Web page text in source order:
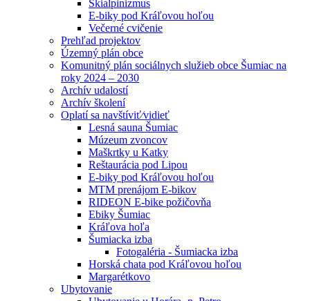
Skialpinizmus
E-biky pod Kráľovou hoľou
Večerné cvičenie
Prehľad projektov
Územný plán obce
Komunitný plán sociálnych služieb obce Šumiac na
roky 2024 – 2030
Archív udalostí
Archív školení
Oplatí sa navštíviť⁄vidieť
Lesná sauna Šumiac
Múzeum zvoncov
Maškrtky u Katky
Reštaurácia pod Lipou
E-biky pod Kráľovou hoľou
MTM prenájom E-bikov
RIDEON E-bike požičovňa
Ebiky Šumiac
Kráľova hoľa
Šumiacka izba
Fotogaléria - Šumiacka izba
Horská chata pod Kráľovou hoľou
Margarétkovo
Ubytovanie